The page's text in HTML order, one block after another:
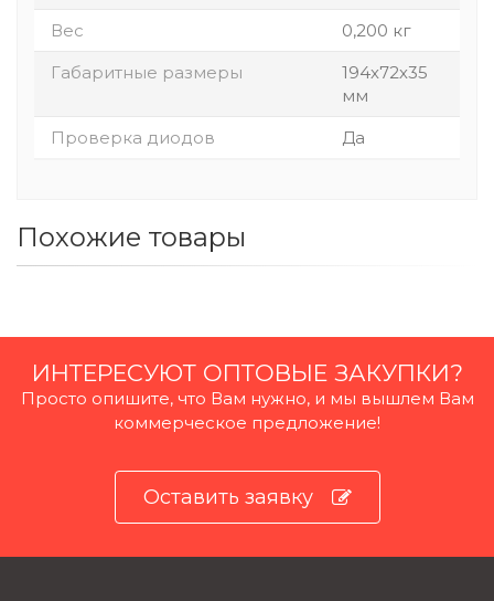
Вес
0,200 кг
Габаритные размеры
194х72х35
мм
Проверка диодов
Да
Похожие товары
ИНТЕРЕСУЮТ ОПТОВЫЕ ЗАКУПКИ?
Просто опишите, что Вам нужно, и мы вышлем Вам
коммерческое предложение!
Оставить заявку